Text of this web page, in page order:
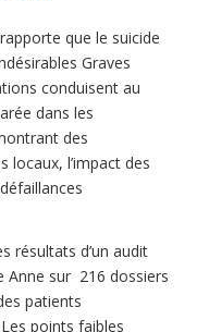
que le suicide
Graves
conduisent au
dans les
des
locaux, l’impact des
résultats d’un audit
Anne sur 216 dossiers
patients
points faibles